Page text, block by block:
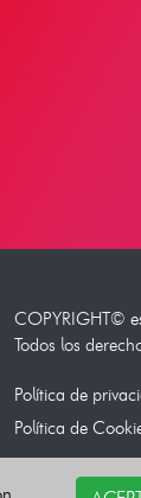
COPYRIGHT©
Todos los
Política de
Política de